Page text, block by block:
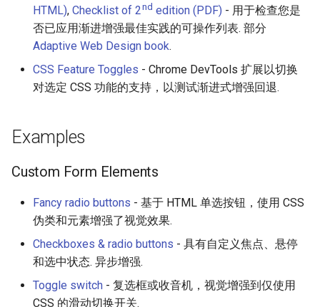
Jupyter
Humane Technology
Speakers
Software Patreons
Parasite
HTML), Checklist of 2nd edition (PDF) - 用于检查您是
否已应用渐进增强最佳实践的可操作列表. 部分
Adaptive Web Design book.
CSS Feature Toggles - Chrome DevTools 扩展以切换
对选定 CSS 功能的支持，以测试渐进式增强回退.
Examples
Custom Form Elements
Fancy radio buttons - 基于 HTML 单选按钮，使用 CSS
伪类和元素增强了视觉效果.
Checkboxes & radio buttons - 具有自定义焦点、悬停
和选中状态. 异步增强.
Toggle switch - 复选框或收音机，视觉增强到仅使用
CSS 的滑动切换开关.